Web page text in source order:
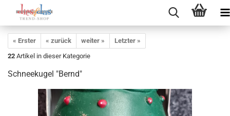
« Erster « zurück weiter »
Letzter »
22 Artikel in dieser Kategorie
Schneekugel "Bernd"